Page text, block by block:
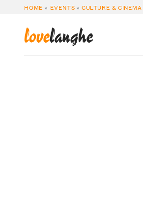
HOME » EVENTS »CULTURE & CINEMA
lovelanghe